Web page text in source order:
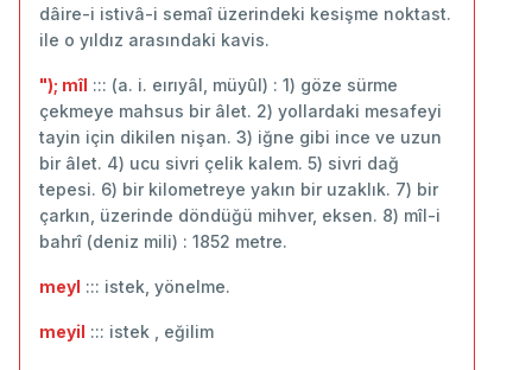
dâire-i istivâ-i semaî üzerindeki kesişme noktast.
ile o yıldız arasındaki kavis.
"); mîl ::: (a. i. eırıyâl, müyûl) : 1) göze sürme
çekmeye mahsus bir âlet. 2) yollardaki mesafeyi
tayin için dikilen nişan. 3) iğne gibi ince ve uzun
bir âlet. 4) ucu sivri çelik kalem. 5) sivri dağ
tepesi. 6) bir kilometreye yakın bir uzaklık. 7) bir
çarkın, üzerinde döndüğü mihver, eksen. 8) mîl-i
bahrî (deniz mili) : 1852 metre.
meyl ::: istek, yönelme.
meyil ::: istek , eğilim